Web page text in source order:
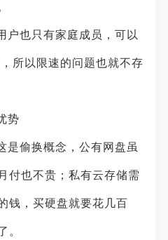
户也只有家庭成员，可以
所以限速的问题也就不存
势
是偷换概念，公有网盘虽
付也不贵；私有云存储需
钱，买硬盘就要花几百
。